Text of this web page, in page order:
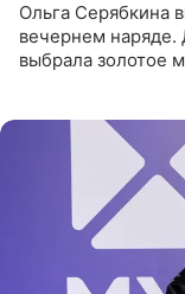
Ольга Серябкина
вечернем наряде.
выбрала золотое